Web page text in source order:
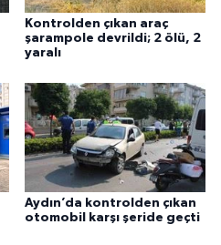
Kontrolden çıkan araç
şarampole devrildi; 2 ölü, 2
yaralı
Aydın’da kontrolden çıkan
otomobil karşı şeride geçti